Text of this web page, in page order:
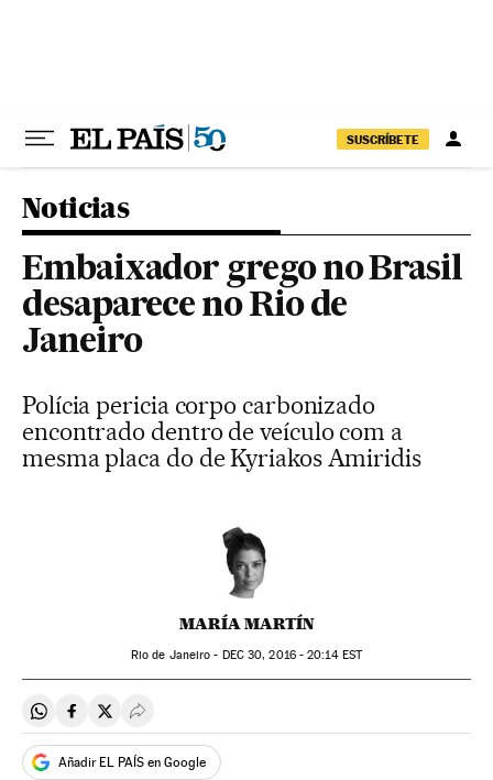
SUSCRÍBETE
Noticias
Embaixador grego no Brasil
desaparece no Rio de
Janeiro
Polícia pericia corpo carbonizado
encontrado dentro de veículo com a
mesma placa do de Kyriakos Amiridis
MARÍA MARTÍN
Rio de Janeiro - DEC30, 2016 - 20:14EST
Compartir en Whatsapp
Compartir en Facebook
Compartir en Twitter
Desplegar Redes Sociales
Añadir EL PAÍS en Google